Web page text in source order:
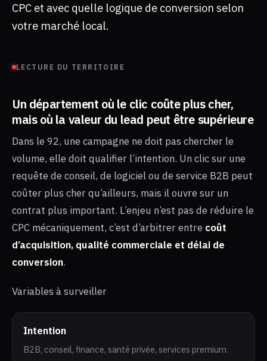
CPC et avec quelle logique de conversion selon
votre marché local.
LECTURE DU TERRITOIRE
Un département où le clic coûte plus cher,
mais où la valeur du lead peut être supérieure
Dans le 92, une campagne ne doit pas chercher le
volume, elle doit qualifier l’intention. Un clic sur une
requête de conseil, de logiciel ou de service B2B peut
coûter plus cher qu’ailleurs, mais il ouvre sur un
contrat plus important. L’enjeu n’est pas de réduire le
CPC mécaniquement, c’est d’arbitrer entre coût
d’acquisition, qualité commerciale et délai de
conversion.
Variables à surveiller
Intention
B2B, conseil, finance, santé privée, services premium.